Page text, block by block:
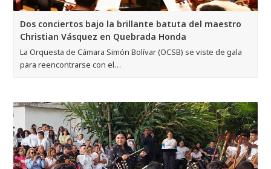
Dos conciertos bajo la brillante batuta del maestro
Christian Vásquez en Quebrada Honda
La Orquesta de Cámara Simón Bolívar (OCSB) se viste de gala
para reencontrarse con el…